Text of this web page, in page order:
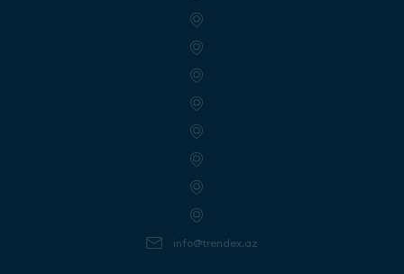
info@trendex.az